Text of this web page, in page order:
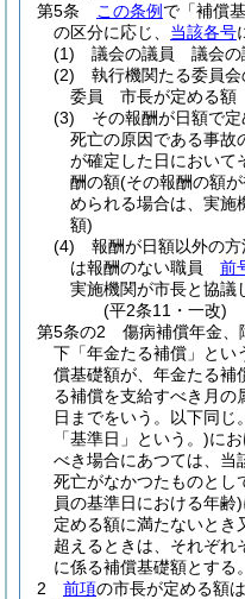
第5条
この条例 で「補償
の区分に応じ、 当該各号
(1)
議会の議員 議会の
(2)
執行機関たる委員
委員 市長が定める額
(3)
その報酬が日額で
死亡の原因である事故
が確定した日において
酬の額(その報酬の額
められる場合は、実施
額)
(4)
報酬が日額以外の
は報酬のない職員 前
実施機関が市長と協議
(平2条11・一改)
第5条の2
傷病補償年金、
下「年金たる補償」とい
償基礎額が、年金たる補
る補償を支給すべき月の
日までをいう。以下同じ
「基準日」という。)に
べき場合にあつては、当
死亡がなかつたものとし
員の基準日における年齢)
定める額に満たないとき
超えるときは、それぞれ
に係る補償基礎額とする。
2
前項の市長が定める額